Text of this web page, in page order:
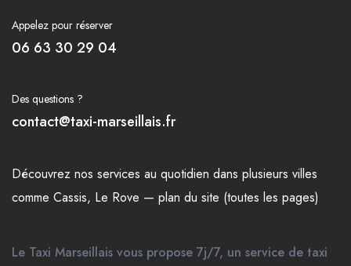
Appelez pour réserver
06 63 30 29 04
Des questions ?
contact@taxi-marseillais.fr
Découvrez nos services au quotidien dans plusieurs villes
comme Cassis, Le Rove — plan du site (toutes les pages)
Le Taxi Marseillais vous propose 7j/7, un service de taxi